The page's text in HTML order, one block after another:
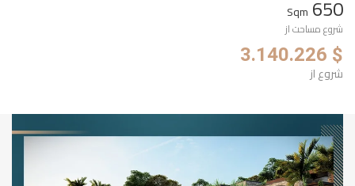
650
Sqm
شروع مساحت از
$ 3.140.226
شروع از